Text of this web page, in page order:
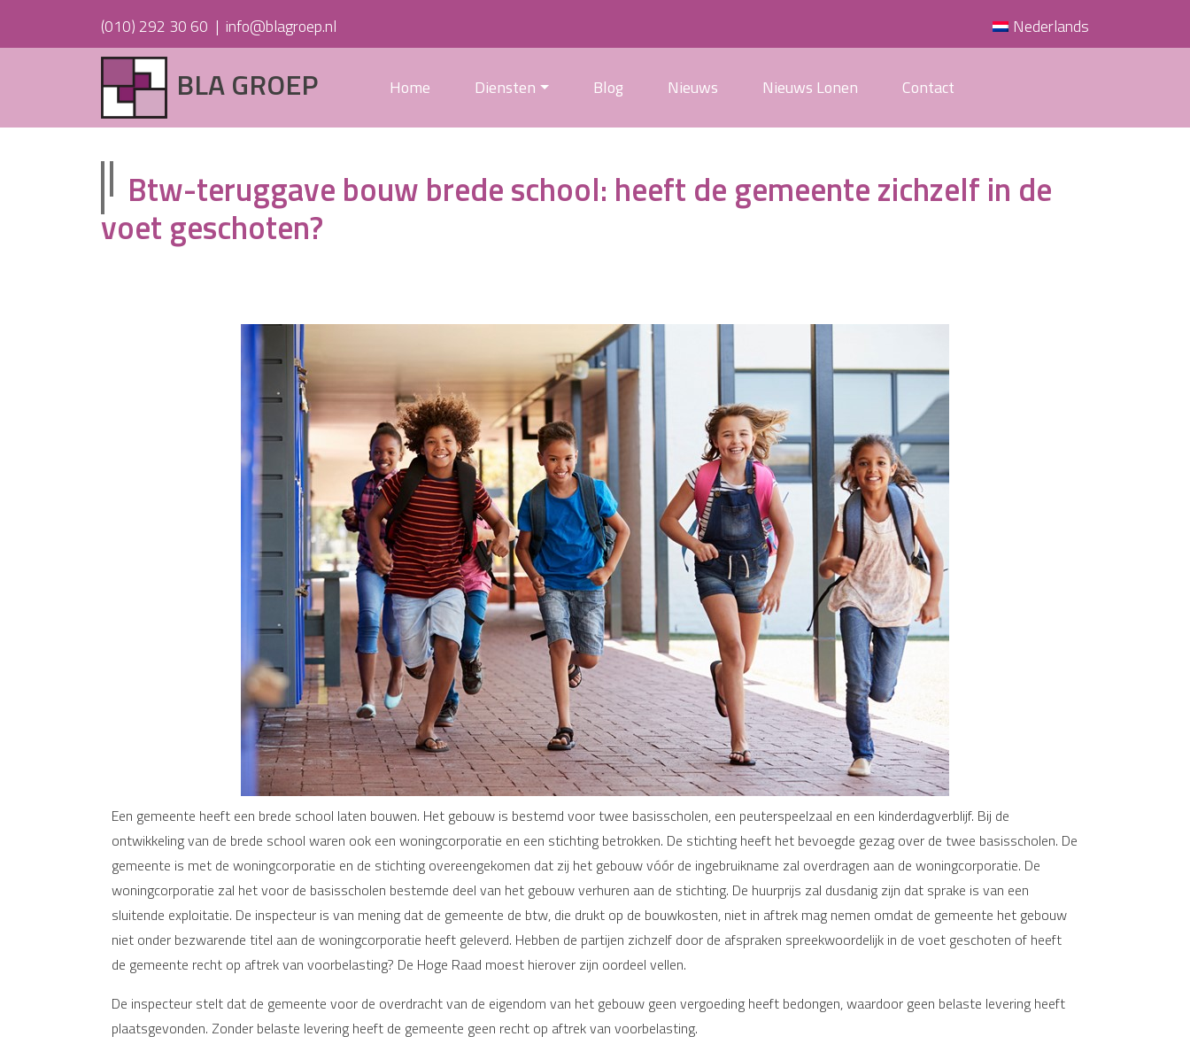
(010) 292 30 60 | info@blagroep.nl Nederlands
BLA GROEP Home Diensten Blog Nieuws Nieuws Lonen Contact
Btw-teruggave bouw brede school: heeft de gemeente zichzelf in de
voet geschoten?
Een gemeente heeft een brede school laten bouwen. Het gebouw is bestemd voor twee basisscholen, een peuterspeelzaal en een kinderdagverblijf. Bij de
ontwikkeling van de brede school waren ook een woningcorporatie en een stichting betrokken. De stichting heeft het bevoegde gezag over de twee basisscholen. De
gemeente is met de woningcorporatie en de stichting overeengekomen dat zij het gebouw vóór de ingebruikname zal overdragen aan de woningcorporatie. De
woningcorporatie zal het voor de basisscholen bestemde deel van het gebouw verhuren aan de stichting. De huurprijs zal dusdanig zijn dat sprake is van een
sluitende exploitatie. De inspecteur is van mening dat de gemeente de btw, die drukt op de bouwkosten, niet in aftrek mag nemen omdat de gemeente het gebouw
niet onder bezwarende titel aan de woningcorporatie heeft geleverd. Hebben de partijen zichzelf door de afspraken spreekwoordelijk in de voet geschoten of heeft
de gemeente recht op aftrek van voorbelasting? De Hoge Raad moest hierover zijn oordeel vellen.
De inspecteur stelt dat de gemeente voor de overdracht van de eigendom van het gebouw geen vergoeding heeft bedongen, waardoor geen belaste levering heeft
plaatsgevonden. Zonder belaste levering heeft de gemeente geen recht op aftrek van voorbelasting.